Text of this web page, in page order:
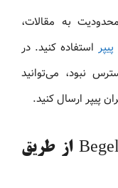
به مقالات،
استفاده کنید. در
نبود، می‌توانید
پیپر ارسال کنید.
دسترسی مستقیم به Begell House از طریق